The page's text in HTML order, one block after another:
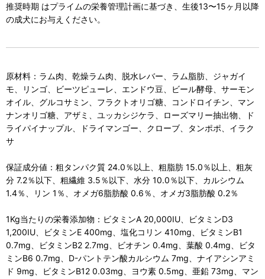
推奨時期 はプライムの栄養管理計画に基づき、生後13〜15ヶ月以降
の成犬にお与えください。
原材料：ラム肉、乾燥ラム肉、脱水レバー、ラム脂肪、ジャガイ
モ、リンゴ、ビーツピューレ、エンドウ豆、ビール酵母、サーモン
オイル、グルコサミン、フラクトオリゴ糖、コンドロイチン、マン
ナンオリゴ糖、アザミ、ユッカシジケラ、ローズマリー抽出物、ド
ライパイナップル、ドライマンゴー、クローブ、タンポポ、イラク
サ
保証成分値：粗タンパク質 24.0％以上、粗脂肪 15.0％以上、粗灰
分 7.2％以下、粗繊維 3.5％以下、水分 10.0％以下、カルシウム
1.4％、リン 1％、オメガ6脂肪酸 0.6％、オメガ3脂肪酸 0.2％
1Kg当たりの栄養添加物：ビタミンA 20,000IU、ビタミンD3
1,200IU、ビタミンE 400mg、塩化コリン 410mg、ビタミンB1
0.7mg、ビタミンB2 2.7mg、ビオチン 0.4mg、葉酸 0.4mg、ビタ
ミンB6 0.7mg、D-パントテン酸カルシウム 7mg、ナイアシンアミ
ド 9mg、ビタミンB12 0.03mg、ヨウ素 0.5mg、亜鉛 73mg、マン